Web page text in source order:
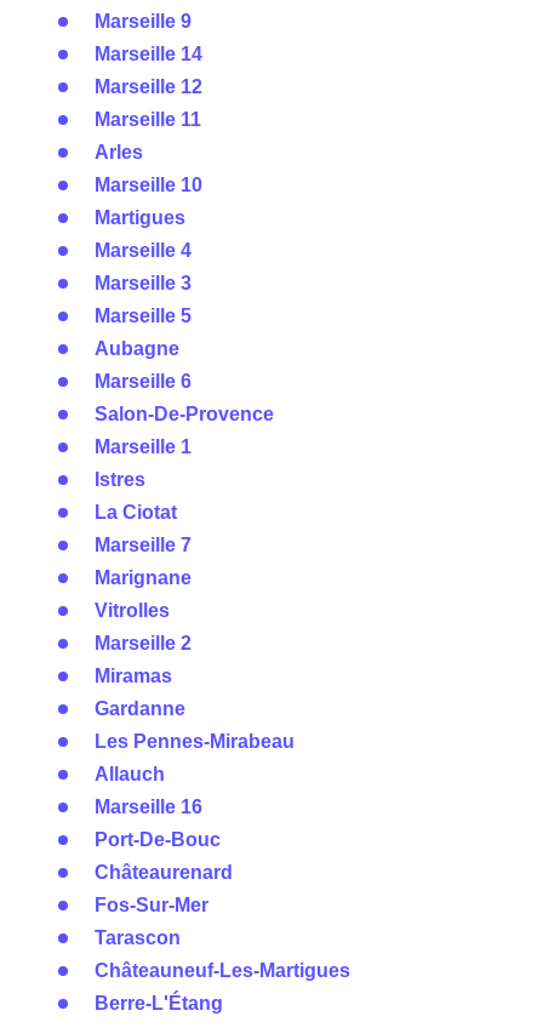
Marseille 9
Marseille 14
Marseille 12
Marseille 11
Arles
Marseille 10
Martigues
Marseille 4
Marseille 3
Marseille 5
Aubagne
Marseille 6
Salon-De-Provence
Marseille 1
Istres
La Ciotat
Marseille 7
Marignane
Vitrolles
Marseille 2
Miramas
Gardanne
Les Pennes-Mirabeau
Allauch
Marseille 16
Port-De-Bouc
Châteaurenard
Fos-Sur-Mer
Tarascon
Châteauneuf-Les-Martigues
Berre-L'Étang